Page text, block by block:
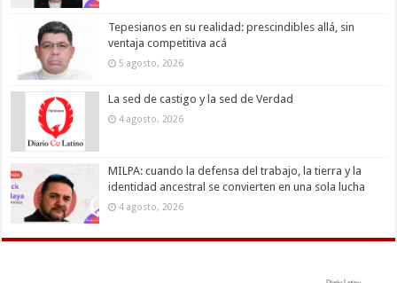
Tepesianos en su realidad: prescindibles allá, sin
ventaja competitiva acá
5 agosto, 2026
La sed de castigo y la sed de Verdad
4 agosto, 2026
MILPA: cuando la defensa del trabajo, la tierra y la
identidad ancestral se convierten en una sola lucha
4 agosto, 2026